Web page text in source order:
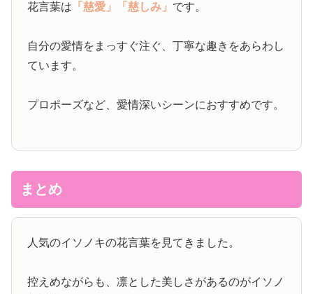
花言葉は 「慈愛」 「慈しみ」 です。
自分の愛情をまっすぐ注ぐ、丁寧な趣きをあらわし
ています。
プロポーズなど、愛情深いシーンにおすすめです。
まとめ
人気のイソノキの花言葉を見てきました。
控えめながらも、凛とした美しさがあるのがイソノ